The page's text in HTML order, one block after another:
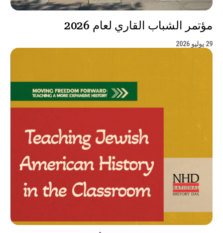
مؤتمر الشباب القاري لعام 2026
29 يوليو 2026